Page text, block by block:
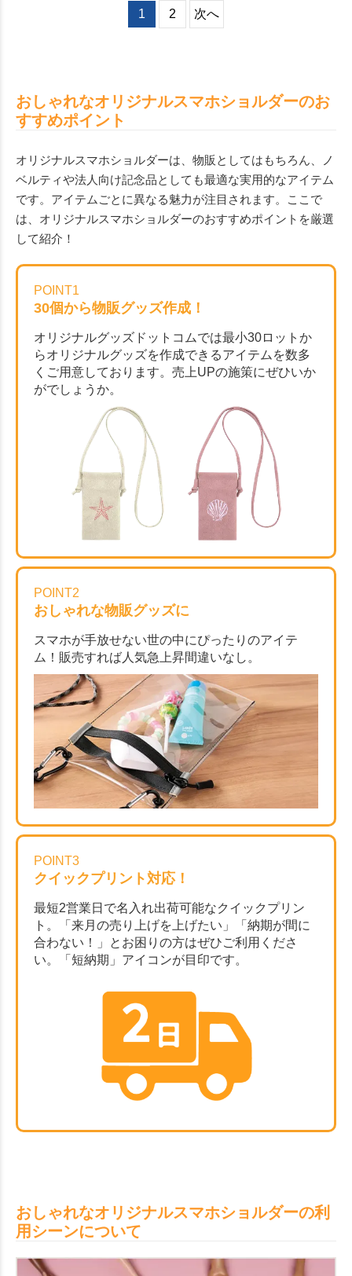
るポーチ。
1 2 次へ
おしゃれなオリジナルスマホショルダーのお
すすめポイント
オリジナルスマホショルダーは、物販としてはもちろん、ノ
ベルティや法人向け記念品としても最適な実用的なアイテム
です。アイテムごとに異なる魅力が注目されます。ここで
は、オリジナルスマホショルダーのおすすめポイントを厳選
して紹介！
POINT1
30個から物販グッズ作成！
オリジナルグッズドットコムでは最小30ロットか
らオリジナルグッズを作成できるアイテムを数多
くご用意しております。売上UPの施策にぜひいか
がでしょうか。
POINT2
おしゃれな物販グッズに
スマホが手放せない世の中にぴったりのアイテ
ム！販売すれば人気急上昇間違いなし。
POINT3
クイックプリント対応！
最短2営業日で名入れ出荷可能なクイックプリン
ト。「来月の売り上げを上げたい」「納期が間に
合わない！」とお困りの方はぜひご利用くださ
い。「短納期」アイコンが目印です。
おしゃれなオリジナルスマホショルダーの利
用シーンについて